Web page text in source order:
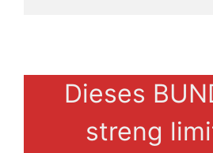
Dieses
streng